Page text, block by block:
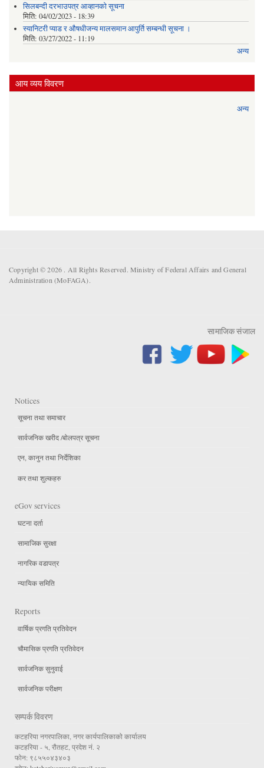
सिलबन्दी दरभाउपत्र आव्हानको सूचना
मिति: 04/02/2023 - 18:39
स्यानिटरी प्याड र ‌औषधीजन्य मालसमान आपुर्ति सम्बन्धी सूचना ।
मिति: 03/27/2022 - 11:19
अन्य
आय व्यय विवरण
अन्य
Copyright © 2026 . All Rights Reserved. Ministry of Federal Affairs and General
Administration (MoFAGA).
सामाजिक संजाल
Notices
सूचना तथा समाचार
सार्वजनिक खरीद /बोलपत्र सूचना
एन, कानुन तथा निर्देशिका
कर तथा शुल्कहरु
eGov services
घटना दर्ता
सामाजिक सुरक्षा
नागरिक वडापत्र
न्यायिक समिति
Reports
वार्षिक प्रगति प्रतिवेदन
चौमासिक प्रगति प्रतिवेदन
सार्वजनिक सुनुवाई
सार्वजनिक परीक्षण
सम्पर्क विवरण
कटहरिया नगरपालिका, नगर कार्यपालिकाको कार्यालय
कटहरिया - ५, रौतहट, प्रदेश नं. २
फोन: ९८५५०४३४०३